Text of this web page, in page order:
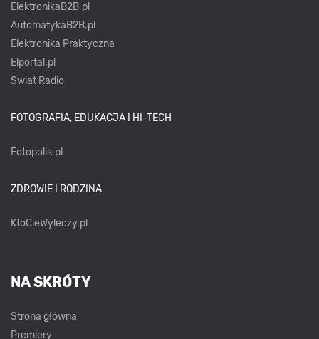
ElektronikaB2B.pl
AutomatykaB2B.pl
Elektronika Praktyczna
Elportal.pl
Świat Radio
FOTOGRAFIA, EDUKACJA I HI-TECH
Fotopolis.pl
ZDROWIE I RODZINA
KtoCieWyleczy.pl
NA SKRÓTY
Strona główna
Premiery